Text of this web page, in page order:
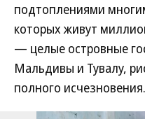
подтоплениями
которых живут
— целые островные
Мальдивы и Тувалу,
полного исчезновения.